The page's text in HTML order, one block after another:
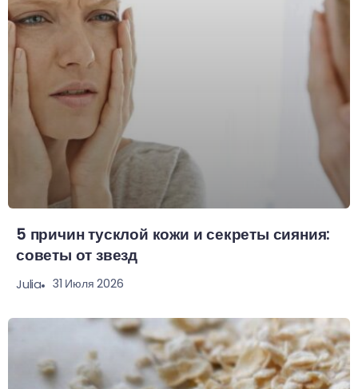
5 причин тусклой кожи и секреты сияния:
советы от звезд
Julia 31 Июля 2026